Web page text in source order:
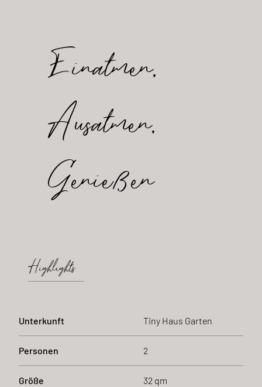
Einatmen,
Ausatmen,
Genießen
Highlights
Unterkunft Tiny Haus Garten
Personen 2
Größe 32 qm